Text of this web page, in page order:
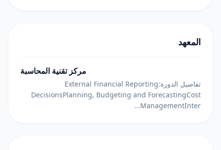
المعهد
مركز تقنية المحاسبة
تفاصيل الدورة:External Financial Reporting
DecisionsPlanning, Budgeting and ForecastingCost
ManagementInter...